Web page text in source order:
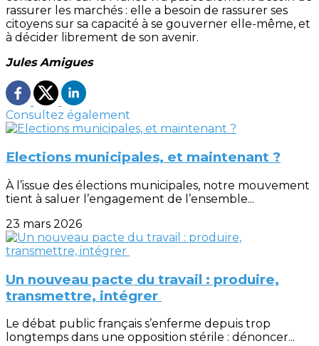
rassurer les marchés : elle a besoin de rassurer ses
citoyens sur sa capacité à se gouverner elle-même, et
à décider librement de son avenir.
Jules Amigues
Consultez également
Elections municipales, et maintenant ?
À l’issue des élections municipales, notre mouvement
tient à saluer l’engagement de l’ensemble...
23 mars 2026
Un nouveau pacte du travail : produire,
transmettre, intégrer
Le débat public français s’enferme depuis trop
longtemps dans une opposition stérile : dénoncer...